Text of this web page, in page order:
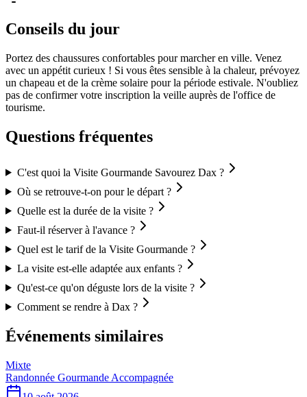
Conseils du jour
Portez des chaussures confortables pour marcher en ville. Venez
avec un appétit curieux ! Si vous êtes sensible à la chaleur, prévoyez
un chapeau et de la crème solaire pour la période estivale. N'oubliez
pas de confirmer votre inscription la veille auprès de l'office de
tourisme.
Questions fréquentes
C'est quoi la Visite Gourmande Savourez Dax ?
Où se retrouve-t-on pour le départ ?
Quelle est la durée de la visite ?
Faut-il réserver à l'avance ?
Quel est le tarif de la Visite Gourmande ?
La visite est-elle adaptée aux enfants ?
Qu'est-ce qu'on déguste lors de la visite ?
Comment se rendre à Dax ?
Événements similaires
Mixte
Randonnée Gourmande Accompagnée